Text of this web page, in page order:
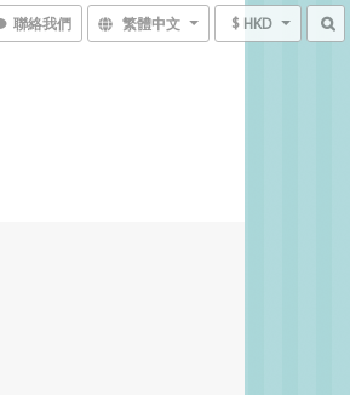
聯絡我們 繁體中文 $ HKD